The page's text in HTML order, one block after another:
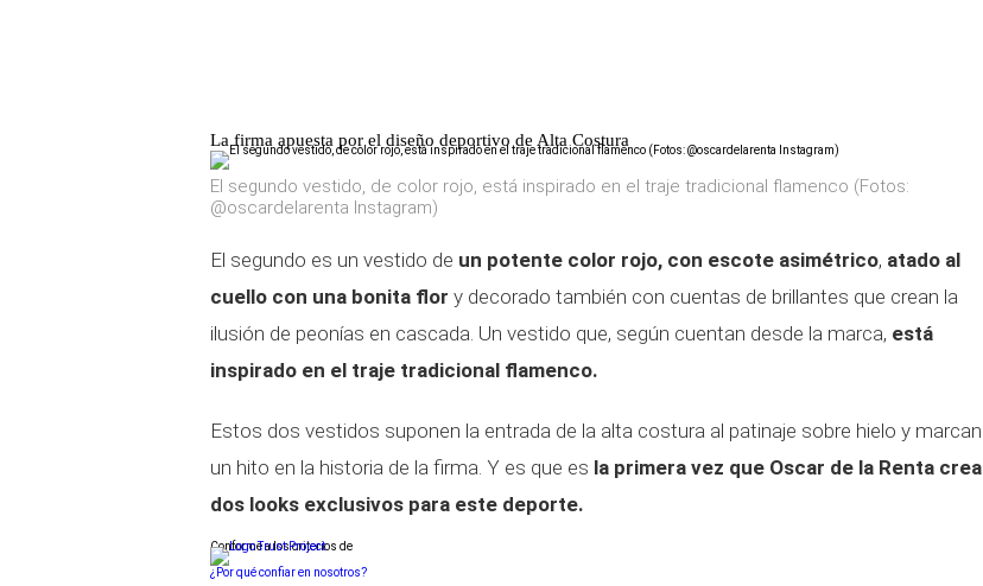
La firma apuesta por el diseño deportivo de Alta Costura
El segundo vestido, de color rojo, está inspirado en el traje tradicional flamenco (Fotos:
@oscardelarenta Instagram)
El segundo es un vestido de un potente color rojo, con escote asimétrico, atado al
cuello con una bonita flor y decorado también con cuentas de brillantes que crean la
ilusión de peonías en cascada. Un vestido que, según cuentan desde la marca, está
inspirado en el traje tradicional flamenco.
Estos dos vestidos suponen la entrada de la alta costura al patinaje sobre hielo y marcan
un hito en la historia de la firma. Y es que es la primera vez que Oscar de la Renta crea
dos looks exclusivos para este deporte.
Conforme a los criterios de
¿Por qué confiar en nosotros?